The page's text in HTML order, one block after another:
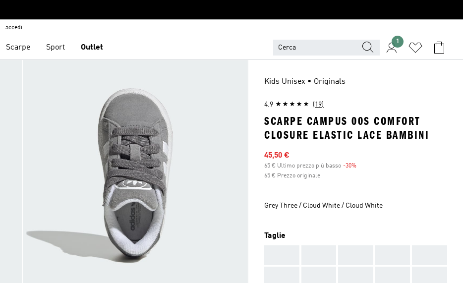
accedi
Scarpe Sport Outlet
1
Kids Unisex • Originals
4.9 (19)
SCARPE CAMPUS 00S COMFORT
CLOSURE ELASTIC LACE BAMBINI
Prezzo scontato
45,50 €
65 € Ultimo prezzo più basso -30%
65 € Prezzo originale
Grey Three / Cloud White / Cloud White
Taglie